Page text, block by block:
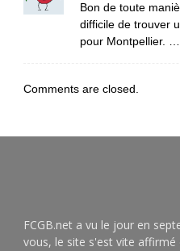
Bon de toute
difficile de trouver
pour Montpellier.
Comments are closed.
FCGB.net a vu le jour en
vous, le site s'est vite affirmé